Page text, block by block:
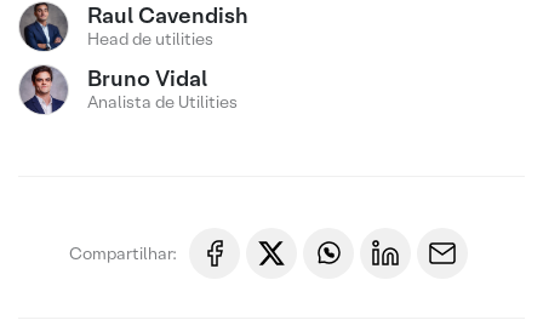
Raul Cavendish
Head de utilities
Bruno Vidal
Analista de Utilities
Compartilhar: